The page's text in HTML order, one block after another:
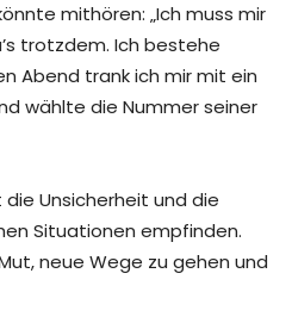
mithören: „Ich muss mir
trotzdem. Ich bestehe
Abend trank ich mir mit ein
wählte die Nummer seiner
Unsicherheit und die
Situationen empfinden.
neue Wege zu gehen und